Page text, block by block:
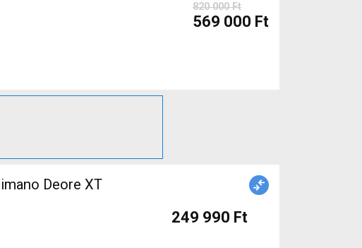
820 000 Ft
569 000 Ft
Deore XT
249 990 Ft